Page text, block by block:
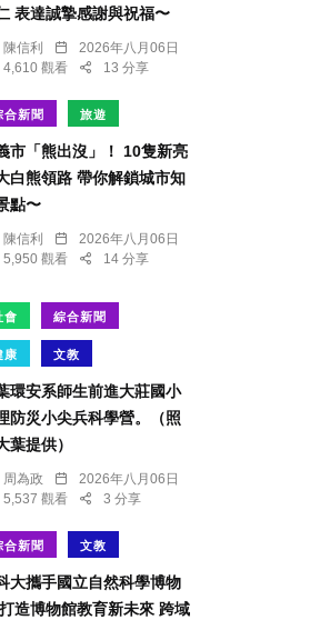
表達誠摯感謝與祝福〜
陳信利
2026年八月06日
4,610 觀看
13 分享
合新聞 旅遊
市「熊出沒」！ 10隻新亮
白熊領路 帶你解鎖城市知
點〜
陳信利
2026年八月06日
5,950 觀看
14 分享
會 綜合新聞
康 文教
環安系師生前進大莊國小
防災小尖兵科學營。（照
葉提供）
周為政
2026年八月06日
5,537 觀看
3 分享
合新聞 文教
大攜手國立自然科學博物
造博物館教育新未來 跨域